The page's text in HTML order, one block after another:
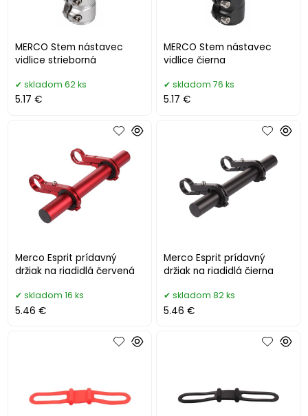
MERCO Stem nástavec
vidlice strieborná
skladom 62 ks
5.17 €
MERCO Stem nástavec
vidlice čierna
skladom 76 ks
5.17 €
Merco Esprit prídavný
držiak na riadidlá červená
skladom 16 ks
5.46 €
Merco Esprit prídavný
držiak na riadidlá čierna
skladom 82 ks
5.46 €